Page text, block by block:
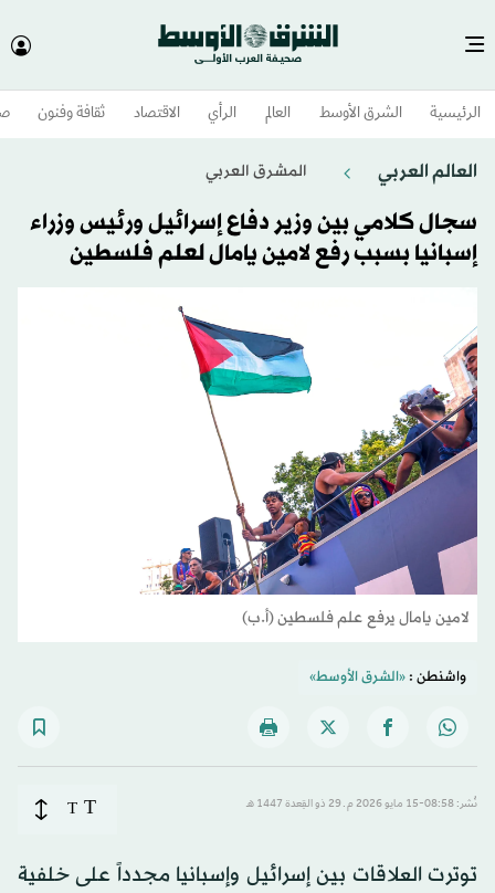
الرئيسية الشرق الأوسط​ العالم الرأي الاقتصاد ثقافة وفنون
العالم العربي المشرق العربي
سجال كلامي بين وزير دفاع إسرائيل ورئيس وزراء
إسبانيا بسبب رفع لامين يامال لعلم فلسطين
لامين يامال يرفع علم فلسطين (أ.ب)
واشنطن :«الشرق الأوسط»
نُشر: 08:58-15 مايو 2026 م ـ 29 ذو القِعدة 1447 هـ T
T
توترت العلاقات بين إسرائيل وإسبانيا مجدداً على خلفية